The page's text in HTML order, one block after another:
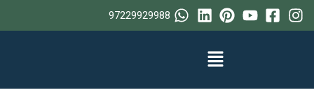
تخطي
إلى
97229929988